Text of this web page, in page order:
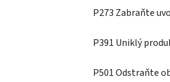
P273 Zabraňte
P391 Uniklý
P501 Odstraňte